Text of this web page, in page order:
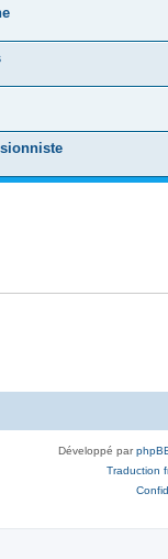
Développé par
Traduction